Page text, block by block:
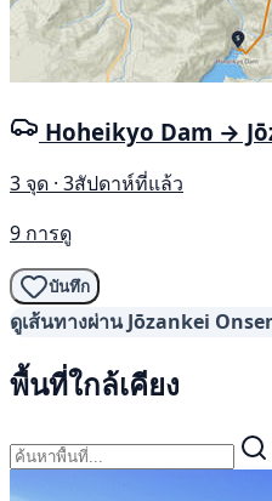
Hoheikyo Dam →
3 จุด · 3สัปดาห์ที่แล้ว
9 การดู
บันทึก
ดูเส้นทางผ่าน Jōzankei
พื้นที่ใกล้เคียง